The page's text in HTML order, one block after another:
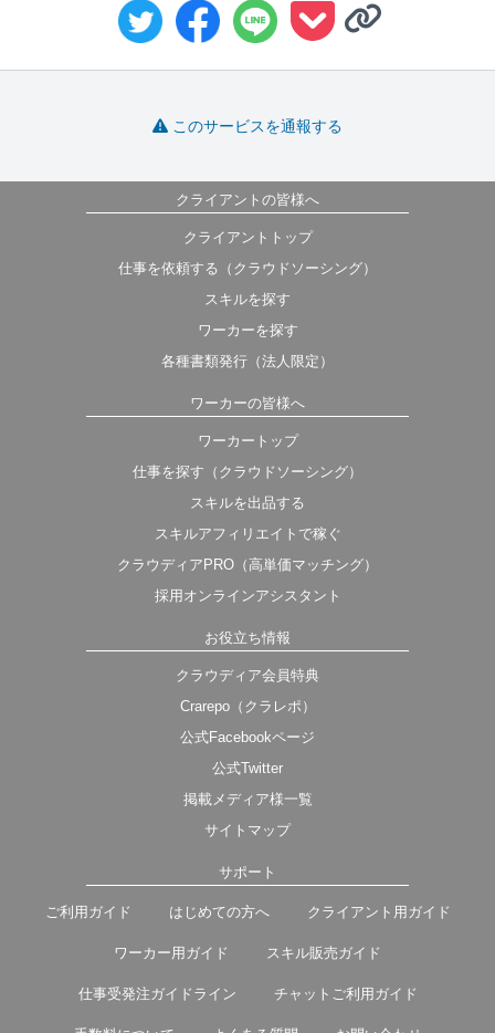
このサービスを通報する
クライアントの皆様へ
クライアントトップ
仕事を依頼する（クラウドソーシング）
スキルを探す
ワーカーを探す
各種書類発行（法人限定）
ワーカーの皆様へ
ワーカートップ
仕事を探す（クラウドソーシング）
スキルを出品する
スキルアフィリエイトで稼ぐ
クラウディアPRO（高単価マッチング）
採用オンラインアシスタント
お役立ち情報
クラウディア会員特典
Crarepo（クラレポ）
公式Facebookページ
公式Twitter
掲載メディア様一覧
サイトマップ
サポート
ご利用ガイド はじめての方へ クライアント用ガイド
ワーカー用ガイド スキル販売ガイド
仕事受発注ガイドライン チャットご利用ガイド